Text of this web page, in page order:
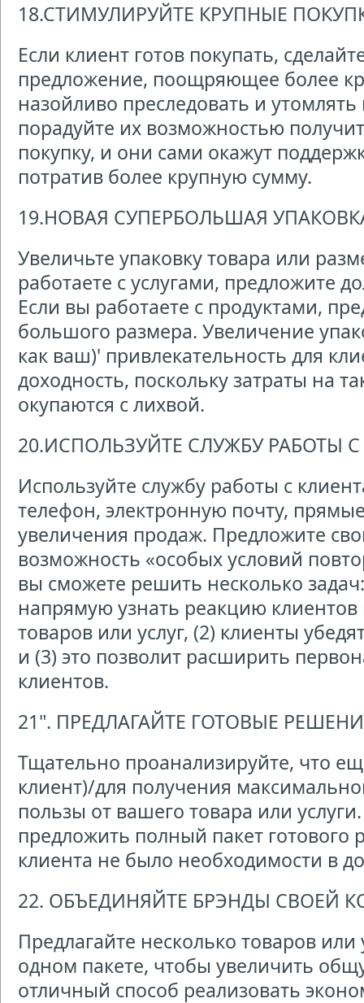
18.СТИМУЛИРУЙТЕ КРУПНЫЕ
Если клиент готов покупать,
предложение, поощряющее более
назойливо преследовать и утомлять
порадуйте их возможностью
покупку, и они сами окажут
потратив более крупную сумму.
19.НОВАЯ СУПЕРБОЛЬШАЯ
Увеличьте упаковку товара или
работаете с услугами, предложите
Если вы работаете с продуктами,
большого размера. Увеличение
как ваш)' привлекательность для
доходность, поскольку затраты на
окупаются с лихвой.
20.ИСПОЛЬЗУЙТЕ СЛУЖБУ РАБОТЫ
Используйте службу работы с
телефон, электронную почту,
увеличения продаж. Предложите
возможность «особых условий
вы сможете решить несколько
напрямую узнать реакцию
товаров или услуг, (2) клиенты
и (3) это позволит расширить
клиентов.
21". ПРЕДЛАГАЙТЕ ГОТОВЫЕ
Тщательно проанализируйте, что
клиент)/для получения
пользы от вашего товара или
предложить полный пакет
клиента не было необходимости в
22. ОБЪЕДИНЯЙТЕ БРЭНДЫ СВОЕЙ
Предлагайте несколько товаров
одном пакете, чтобы увеличить
отличный способ реализовать